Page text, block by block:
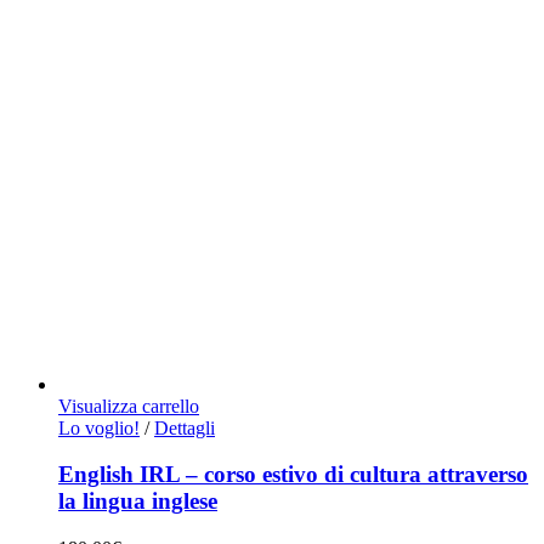
Visualizza carrello
Lo voglio! / Dettagli
English IRL – corso estivo di cultura attraverso
la lingua inglese